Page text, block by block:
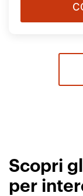
Scopri
per